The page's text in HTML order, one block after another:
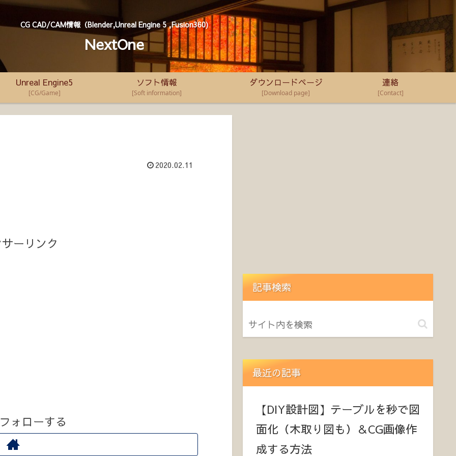
CG CAD/CAM情報（Blender,Unreal Engine 5 ,Fusion360)
NextOne
Unreal Engine5
[CG/Game]
ソフト情報
[Soft information]
ダウンロードページ
[Download page]
連絡
[Contact]
2020.02.11
ーリンク
ォローする
記事検索
最近の記事
【DIY設計図】テーブルを秒で図
面化（木取り図も）＆CG画像作
成する方法